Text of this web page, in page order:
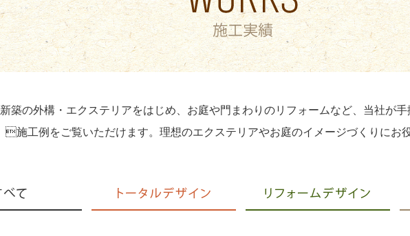
新築の外構・エクステリアをはじめ、お庭や門まわりのリフォームなど、当社が
施工例をご覧いただけます。理想のエクステリアやお庭のイメージづくりにお